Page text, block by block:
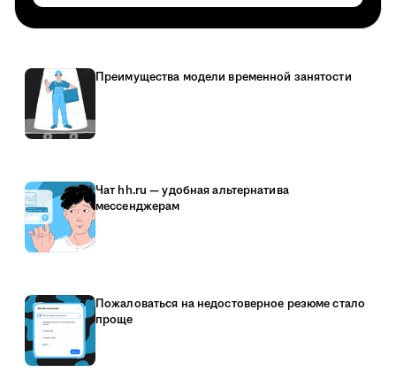
Преимущества модели временной занятости
Чат hh.ru — удобная альтернатива
мессенджерам
Пожаловаться на недостоверное резюме стало
проще